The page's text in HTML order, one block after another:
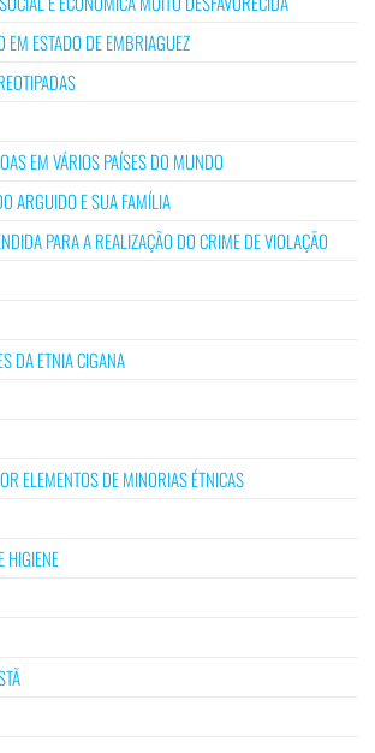
EM ESTADO DE EMBRIAGUEZ
EM VÁRIOS PAÍSES DO MUNDO
ARGUIDO E SUA FAMÍLIA
PARA A REALIZAÇÃO DO CRIME DE VIOLAÇÃO
DA ETNIA CIGANA
ELEMENTOS DE MINORIAS ÉTNICAS
HIGIENE